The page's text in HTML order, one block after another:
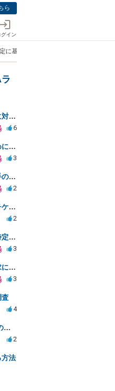
ら
グイン
に基づきキャンセル料金請求したいが
トイレリフォーム業者の対応遅延に対する法的措置相談
6
クーリングオフを認めてもらうために少額訴訟できるのでしょうか。
3
少額訟訴検討してるのですが、相手の住所がわからない
2
元恋人から代金支払済みのライブチケットを回収したい。
2
出会い系での交際詐欺被害、身元特定と返金請求の方法は？
3
貸付金返済の法的手段と慰謝料請求について
3
査
4
少額訴訟 住所不明の場合勤務先への書類送達は可能？
2
方法